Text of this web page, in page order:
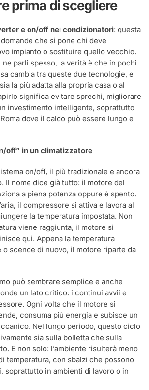
prima di scegliere
e on/off nei condizionatori: questa
che si pone chi deve
impianto o sostituire quello vecchio.
ne parli spesso, la verità è che in pochi
cambia tra queste due tecnologie, e
la più adatta alla propria casa o al
significa evitare sprechi, migliorare
investimento intelligente, soprattutto
dove il caldo può essere lungo e
off” in un climatizzatore
on/off, il più tradizionale e ancora
Il nome dice già tutto: il motore del
a piena potenza oppure è spento.
il compressore si attiva e lavora al
la temperatura impostata. Non
viene raggiunta, il motore si
qui. Appena la temperatura
o scende di nuovo, il motore riparte da
può sembrare semplice e anche
un lato critico: i continui avvii e
Ogni volta che il motore si
consuma più energia e subisce un
Nel lungo periodo, questo ciclo
sia sulla bolletta che sulla
E non solo: l’ambiente risulterà meno
temperatura, con sbalzi che possono
soprattutto in ambienti di lavoro o in